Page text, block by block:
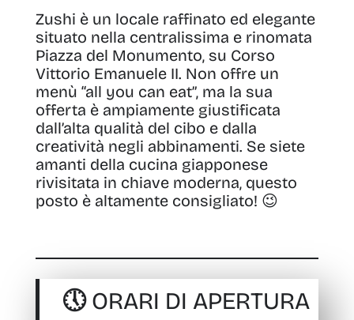
Zushi è un locale raffinato ed elegante
situato nella centralissima e rinomata
Piazza del Monumento, su Corso
Vittorio Emanuele II. Non offre un
menù “all you can eat”, ma la sua
offerta è ampiamente giustificata
dall’alta qualità del cibo e dalla
creatività negli abbinamenti. Se siete
amanti della cucina giapponese
rivisitata in chiave moderna, questo
posto è altamente consigliato! 😉
🕔 ORARI DI APERTURA